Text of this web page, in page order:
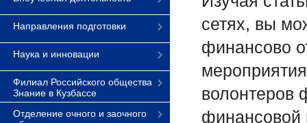
Направления подготовки
Наука и инновации
Филиал Российского общества
Знание в Кузбассе
Отделение очного и заочного
сетях, вы
финансово
волонтеров
финансовой